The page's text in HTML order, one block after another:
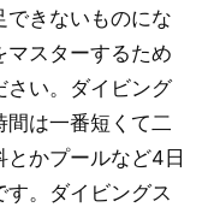
きないものにな
マスターするため
さい。ダイビング
は一番短くて二
とかプールなど4日
。ダイビングス